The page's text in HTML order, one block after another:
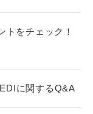
トをチェック！
に関するQ&A